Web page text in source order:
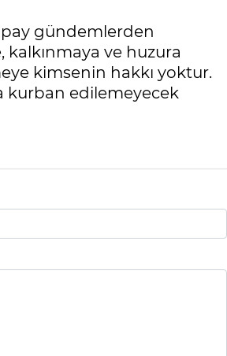
gündemlerden
ve huzura
kimsenin hakkı yoktur.
kurban edilemeyecek